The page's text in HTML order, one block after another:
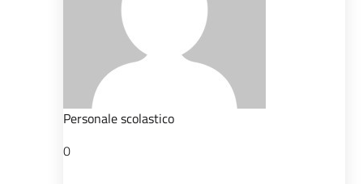
Personale scolastico
0